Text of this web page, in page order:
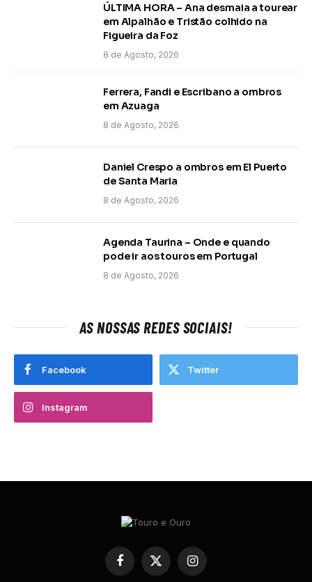
ÚLTIMA HORA – Ana desmaia a tourear
em Alpalhão e Tristão colhido na
Figueira da Foz
8 de Agosto, 2026
Ferrera, Fandi e Escribano a ombros
em Azuaga
8 de Agosto, 2026
Daniel Crespo a ombros em El Puerto
de Santa Maria
8 de Agosto, 2026
Agenda Taurina – Onde e quando
pode ir aos touros em Portugal
8 de Agosto, 2026
AS NOSSAS REDES SOCIAIS!
Facebook Twitter
Instagram
Facebook
X
(Twitter)
Instagram